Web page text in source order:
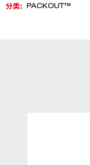
分类: PACKOUT™